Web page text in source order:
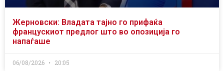
Жерновски: Владата тајно го прифаќа
францускиот предлог што во опозиција го
напаѓаше
06/08/2026 20:05